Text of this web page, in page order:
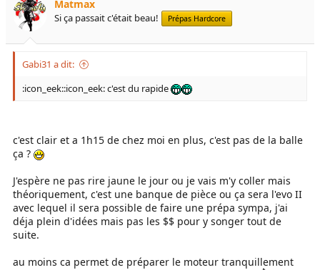
Matmax
Si ça passait c'était beau! Prépas Hardcore
Gabi31 a dit:
:icon_eek::icon_eek: c'est du rapide
c'est clair et a 1h15 de chez moi en plus, c'est pas de la balle
ça ?
J'espère ne pas rire jaune le jour ou je vais m'y coller mais
théoriquement, c'est une banque de pièce ou ça sera l'evo II
avec lequel il sera possible de faire une prépa sympa, j'ai
déja plein d'idées mais pas les $$ pour y songer tout de
suite.
au moins ca permet de préparer le moteur tranquillement